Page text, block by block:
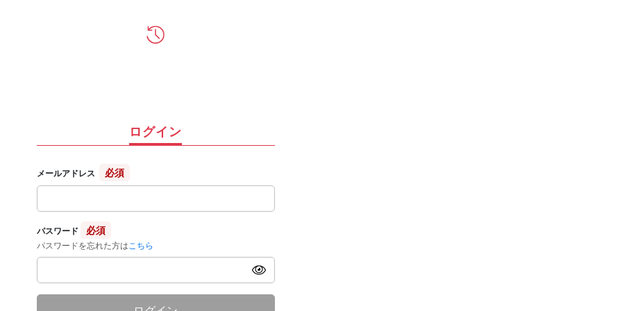
ログイン
メールアドレス 必須
パスワード 必須
パスワードを忘れた方は こちら